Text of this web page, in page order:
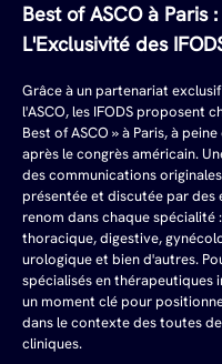
Best of ASCO à Paris :
L'Exclusivité des
Grâce à un partenariat
l'ASCO, les IFODS proposent
Best of ASCO » à Paris, à
après le congrès américain.
des communications
présentée et discutée par des
renom dans chaque spécialité
thoracique, digestive,
urologique et bien d'autres.
spécialisés en thérapeutiques
un moment clé pour
dans le contexte des toutes
cliniques.